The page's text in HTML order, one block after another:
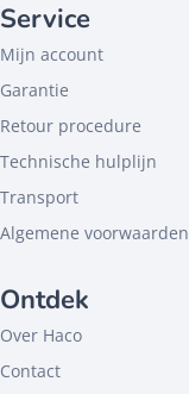
Service
Mijn account
Garantie
Retour procedure
Technische hulplijn
Transport
Algemene voorwaarden
Ontdek
Over Haco
Contact